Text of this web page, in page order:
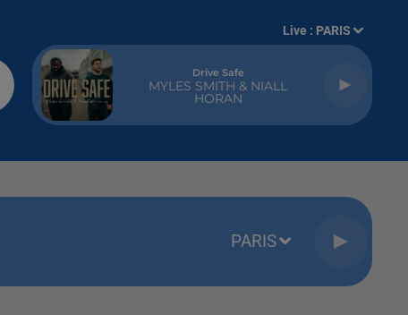
Live : PARIS
All'bout The Money
MEJA
PARIS